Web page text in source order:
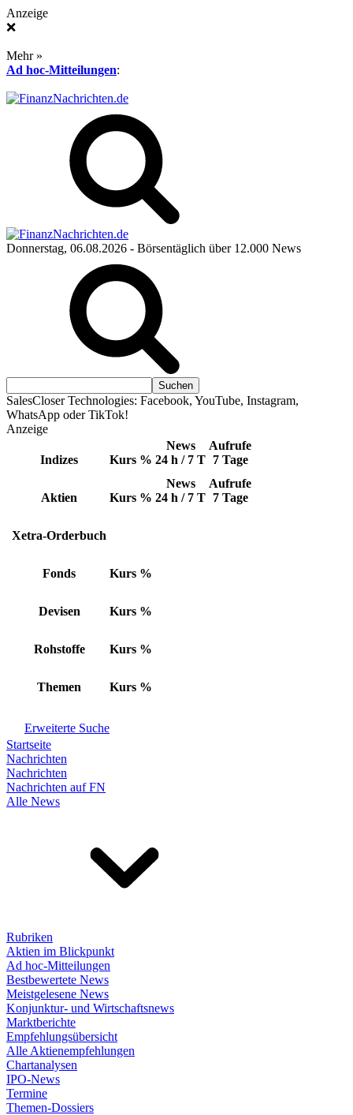
Anzeige
❌
Mehr »
Ad hoc-Mitteilungen:
Donnerstag, 06.08.2026 - Börsentäglich über 12.000 News
SalesCloser Technologies: Facebook, YouTube, Instagram,
WhatsApp oder TikTok!
Anzeige
Indizes Kurs %
News
24 h / 7 T
Aufrufe
7 Tage
Aktien Kurs %
News
24 h / 7 T
Aufrufe
7 Tage
Xetra-Orderbuch
Fonds Kurs %
Devisen Kurs %
Rohstoffe Kurs %
Themen Kurs %
Erweiterte Suche
Startseite
Nachrichten
Nachrichten
Nachrichten auf FN
Alle News
Rubriken
Aktien im Blickpunkt
Ad hoc-Mitteilungen
Bestbewertete News
Meistgelesene News
Konjunktur- und Wirtschaftsnews
Marktberichte
Empfehlungsübersicht
Alle Aktienempfehlungen
Chartanalysen
IPO-News
Termine
Themen-Dossiers